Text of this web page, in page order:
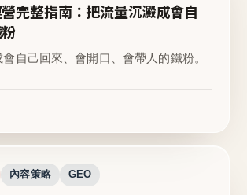
完整指南：把流量沉澱成會自
自己回來、會開口、會帶人的鐵粉。
內容策略 GEO